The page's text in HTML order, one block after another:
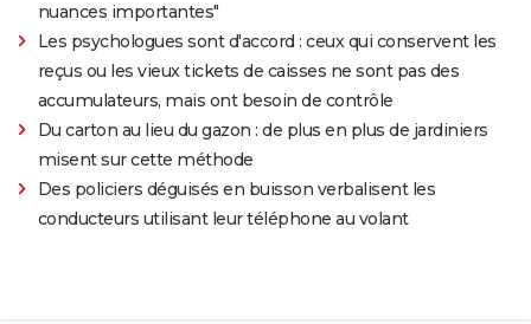
nuances importantes"
Les psychologues sont d'accord : ceux qui conservent les
reçus ou les vieux tickets de caisses ne sont pas des
accumulateurs, mais ont besoin de contrôle
Du carton au lieu du gazon : de plus en plus de jardiniers
misent sur cette méthode
Des policiers déguisés en buisson verbalisent les
conducteurs utilisant leur téléphone au volant